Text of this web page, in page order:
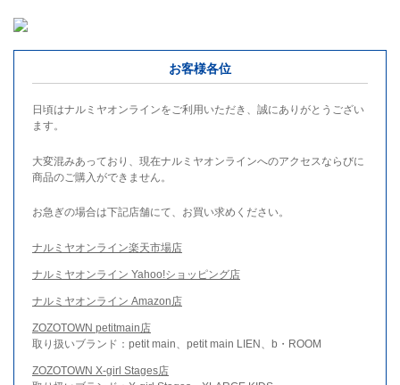
お客様各位
日頃はナルミヤオンラインをご利用いただき、誠にありがとうござい
ます。
大変混みあっており、現在ナルミヤオンラインへのアクセスならびに
商品のご購入ができません。
お急ぎの場合は下記店舗にて、お買い求めください。
ナルミヤオンライン楽天市場店
ナルミヤオンライン Yahoo!ショッピング店
ナルミヤオンライン Amazon店
ZOZOTOWN petitmain店
取り扱いブランド：petit main、petit main LIEN、b・ROOM
ZOZOTOWN X-girl Stages店